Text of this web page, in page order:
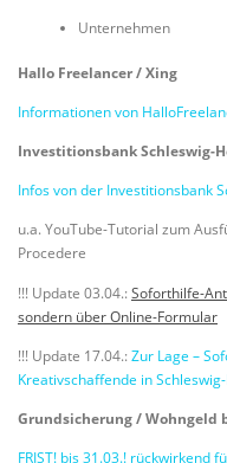
Unternehmen
Hallo Freelancer / Xing
Informationen von
Investitionsbank Schleswig-
Infos von der Investitionsbank
u.a. YouTube-Tutorial zum
Procedere
!!! Update 03.04.:Soforthilfe-
sondern über Online-Formular
!!! Update 17.04.:Zur Lage –
Kreativschaffende in
Grundsicherung / Wohngeld
FRIST! bis 31.03.! rückwirkend